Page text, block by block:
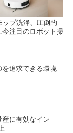
プ洗浄、圧倒的
注目のロボット掃
を追求できる環境
に有効なイン